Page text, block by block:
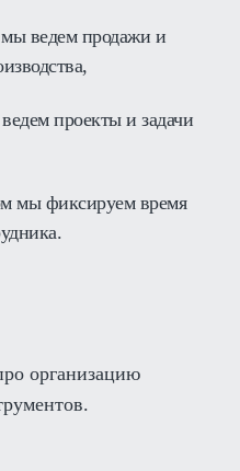
ведем продажи и
проекты и задачи
мы фиксируем время
организацию